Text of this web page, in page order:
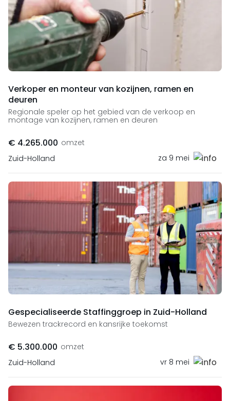
Verkoper en monteur van kozijnen, ramen en
deuren
Regionale speler op het gebied van de verkoop en
montage van kozijnen, ramen en deuren
€ 4.265.000 omzet
Zuid-Holland
za 9 mei
Gespecialiseerde Staffinggroep in Zuid-Holland
Bewezen trackrecord en kansrijke toekomst
€ 5.300.000 omzet
Zuid-Holland
vr 8 mei